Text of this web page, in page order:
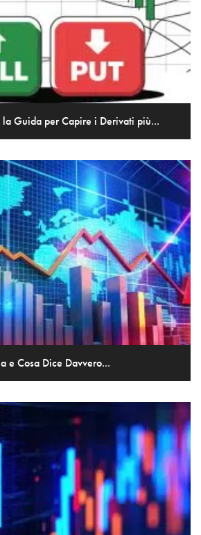
Guida per Capire i Derivati più...
e Cosa Dice Davvero...